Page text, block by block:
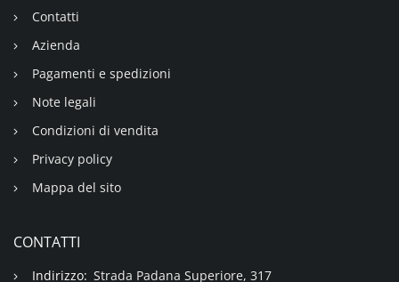
Contatti
Azienda
Pagamenti e spedizioni
Note legali
Condizioni di vendita
Privacy policy
Mappa del sito
CONTATTI
Indirizzo: Strada Padana Superiore, 317